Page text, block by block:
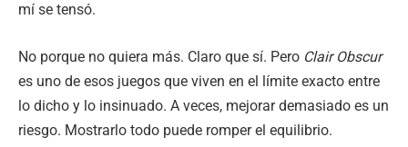
mí se tensó.
No porque no quiera más. Claro que sí. Pero Clair Obscur
es uno de esos juegos que viven en el límite exacto entre
lo dicho y lo insinuado. A veces, mejorar demasiado es un
riesgo. Mostrarlo todo puede romper el equilibrio.